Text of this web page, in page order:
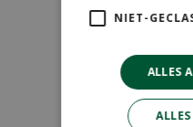
NIET-
ALLES